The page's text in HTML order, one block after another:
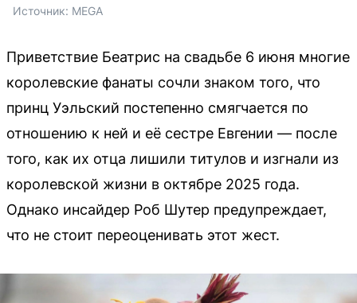
Источник: MEGA
Приветствие Беатрис на свадьбе 6 июня многие
королевские фанаты сочли знаком того, что
принц Уэльский постепенно смягчается по
отношению к ней и её сестре Евгении — после
того, как их отца лишили титулов и изгнали из
королевской жизни в октябре 2025 года.
Однако инсайдер Роб Шутер предупреждает,
что не стоит переоценивать этот жест.